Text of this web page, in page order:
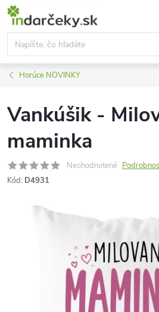
Prejsť
obsah
Horúce NOVINKY
Vankúšik -
maminka
Neohodnotené
Kód: D4931